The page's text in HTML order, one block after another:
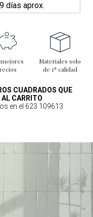
días aprox.
Materiales solo
de 1ª calidad
CUADRADOS QUE
AL CARRITO
en el 623 109613